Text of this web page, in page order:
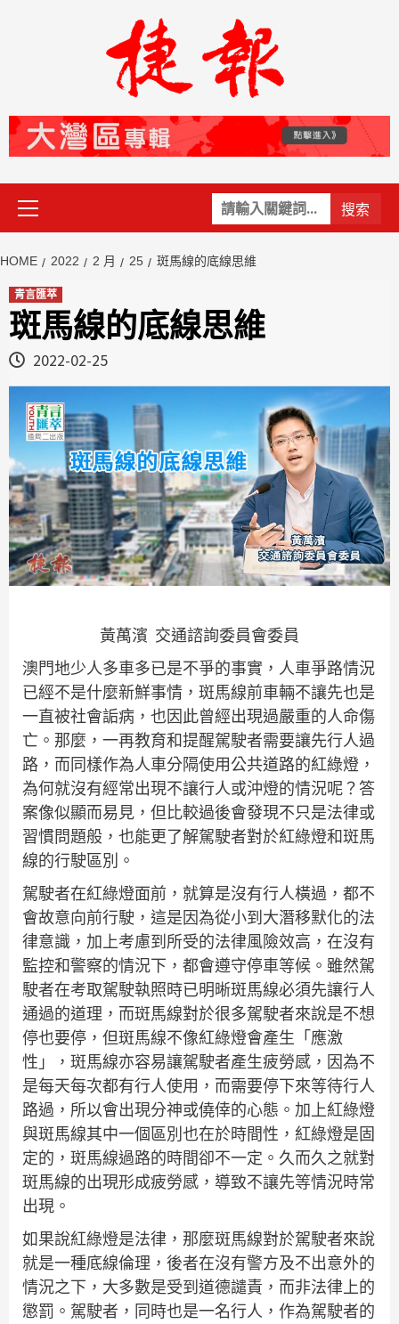
關
鍵
Primary
Menu
HOME 2022 2 月 25 斑馬線的底線思維
青言匯萃
斑馬線的底線思維
2022-02-25
黃萬濱 交通諮詢委員會委員
澳門地少人多車多已是不爭的事實，人車爭路情況
已經不是什麼新鮮事情，斑馬線前車輛不讓先也是
一直被社會詬病，也因此曾經出現過嚴重的人命傷
亡。那麼，一再教育和提醒駕駛者需要讓先行人過
路，而同樣作為人車分隔使用公共道路的紅綠燈，
為何就沒有經常出現不讓行人或沖燈的情況呢？答
案像似顯而易見，但比較過後會發現不只是法律或
習慣問題般，也能更了解駕駛者對於紅綠燈和斑馬
線的行駛區別。
駕駛者在紅綠燈面前，就算是沒有行人橫過，都不
會故意向前行駛，這是因為從小到大潛移默化的法
律意識，加上考慮到所受的法律風險效高，在沒有
監控和警察的情況下，都會遵守停車等候。雖然駕
駛者在考取駕駛執照時已明晰斑馬線必須先讓行人
通過的道理，而斑馬線對於很多駕駛者來說是不想
停也要停，但斑馬線不像紅綠燈會產生「應激
性」，斑馬線亦容易讓駕駛者產生疲勞感，因為不
是每天每次都有行人使用，而需要停下來等待行人
路過，所以會出現分神或僥倖的心態。加上紅綠燈
與斑馬線其中一個區別也在於時間性，紅綠燈是固
定的，斑馬線過路的時間卻不一定。久而久之就對
斑馬線的出現形成疲勞感，導致不讓先等情況時常
出現。
如果說紅綠燈是法律，那麼斑馬線對於駕駛者來說
就是一種底線倫理，後者在沒有警方及不出意外的
情況之下，大多數是受到道德譴責，而非法律上的
懲罰。駕駛者，同時也是一名行人，作為駕駛者的